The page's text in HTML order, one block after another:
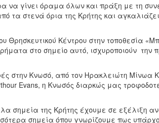
γίνει όραμα όλων και πράξη με τη
τα στενά όρια της Κρήτης και
Θρησκευτικού Κέντρου στην τοποθεσία
στο σημείο αυτό, ισχυροποιούν την
στην Κνωσό, από τον Ηρακλειώτη Μίνωα
Evans, η Κνωσός διαρκώς μας
σημεία της Κρήτης έχουμε σε εξέλιξη
σημεία όπου γνωρίζουμε πως